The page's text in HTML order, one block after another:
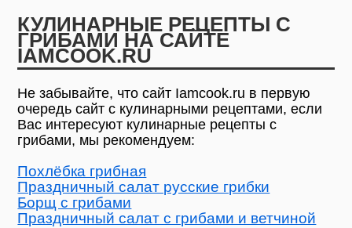
КУЛИНАРНЫЕ РЕЦЕПТЫ С
ГРИБАМИ НА САЙТЕ
IAMCOOK.RU
Не забывайте, что сайт Iamcook.ru в первую
очередь сайт с кулинарными рецептами, если
Вас интересуют кулинарные рецепты с
грибами, мы рекомендуем:
Похлёбка грибная
Праздничный салат русские грибки
Борщ с грибами
Праздничный салат с грибами и ветчиной